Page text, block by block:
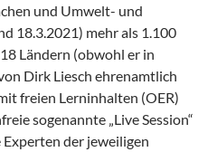
und Umwelt- und
18.3.2021) mehr als 1.100
Ländern (obwohl er in
Dirk Liesch ehrenamtlich
freien Lerninhalten (OER)
sogenannte „Live Session“
der jeweiligen